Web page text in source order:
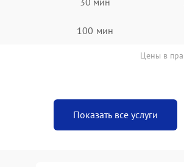
100 мин
Цены в
Показать все услуги